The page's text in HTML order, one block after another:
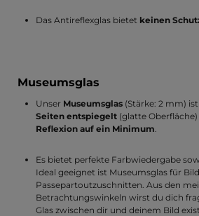
Das Antireflexglas bietet keinen
Museumsglas
Unser Museumsglas (Stärke: 2 mm)
Seiten entspiegelt(glatte Oberfläche)
Reflexion auf ein Minimum.
Es bietet perfekte Farbwiedergabe
Ideal geeignet ist Museumsglas für
Passepartoutzuschnitten. Aus den
Betrachtungswinkeln wirst du dich
Glas zwischen dir und deinem Bild